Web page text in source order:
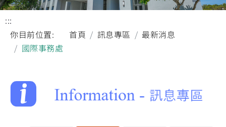
:::
你目前位置:
首頁 訊息專區
最新消息
國際事務處